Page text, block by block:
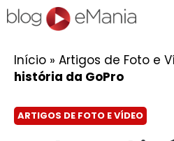
Início » Artigos de Foto e
história da GoPro
ARTIGOS DE FOTO E VÍDEO